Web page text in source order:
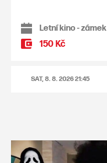
Letní kino - zámek
150 Kč
SAT, 8. 8. 202621:45